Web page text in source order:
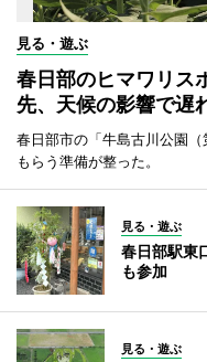
見る・遊ぶ
春日部のヒマワリ
先、天候の影響で遅
春日部市の「牛島古川公園
もらう準備が整った。
見る・遊ぶ
春日部駅東
も参加
見る・遊ぶ